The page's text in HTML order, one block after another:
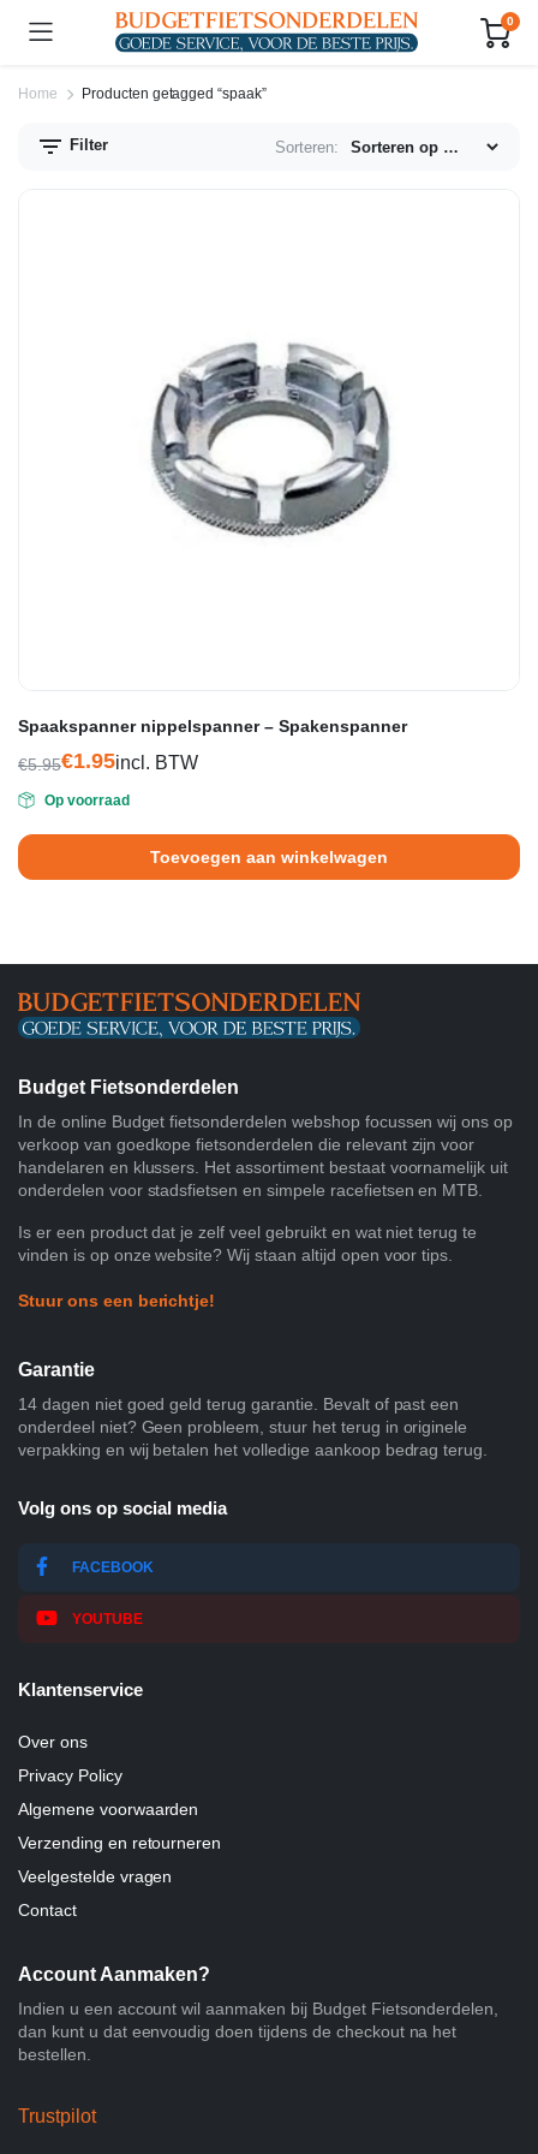
0
Home Producten getagged “spaak”
Filter Sorteren:
Spaakspanner nippelspanner – Spakenspanner
€5.95
prijs
was:
€1.95
prijs
is:
incl. BTW
Op voorraad
Toevoegen aan winkelwagen
Budget Fietsonderdelen
In de online Budget fietsonderdelen webshop focussen wij ons op
verkoop van goedkope fietsonderdelen die relevant zijn voor
handelaren en klussers. Het assortiment bestaat voornamelijk uit
onderdelen voor stadsfietsen en simpele racefietsen en MTB.
Is er een product dat je zelf veel gebruikt en wat niet terug te
vinden is op onze website? Wij staan altijd open voor tips.
Stuur ons een berichtje!
Garantie
14 dagen niet goed geld terug garantie. Bevalt of past een
onderdeel niet? Geen probleem, stuur het terug in originele
verpakking en wij betalen het volledige aankoop bedrag terug.
Volg ons op social media
FACEBOOK
YOUTUBE
Klantenservice
Over ons
Privacy Policy
Algemene voorwaarden
Verzending en retourneren
Veelgestelde vragen
Contact
Account Aanmaken?
Indien u een account wil aanmaken bij Budget Fietsonderdelen,
dan kunt u dat eenvoudig doen tijdens de checkout na het
bestellen.
Trustpilot